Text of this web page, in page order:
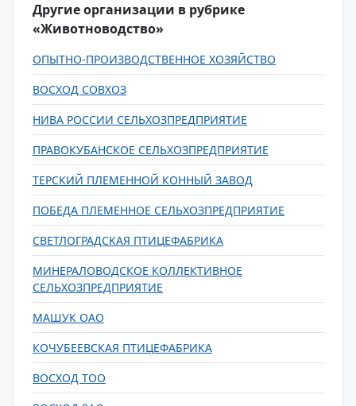
Другие организации в рубрике
«Животноводство»
ОПЫТНО-ПРОИЗВОДСТВЕННОЕ ХОЗЯЙСТВО
ВОСХОД СОВХОЗ
НИВА РОССИИ СЕЛЬХОЗПРЕДПРИЯТИЕ
ПРАВОКУБАНСКОЕ СЕЛЬХОЗПРЕДПРИЯТИЕ
ТЕРСКИЙ ПЛЕМЕННОЙ КОННЫЙ ЗАВОД
ПОБЕДА ПЛЕМЕННОЕ СЕЛЬХОЗПРЕДПРИЯТИЕ
СВЕТЛОГРАДСКАЯ ПТИЦЕФАБРИКА
МИНЕРАЛОВОДСКОЕ КОЛЛЕКТИВНОЕ
СЕЛЬХОЗПРЕДПРИЯТИЕ
МАШУК ОАО
КОЧУБЕЕВСКАЯ ПТИЦЕФАБРИКА
ВОСХОД ТОО